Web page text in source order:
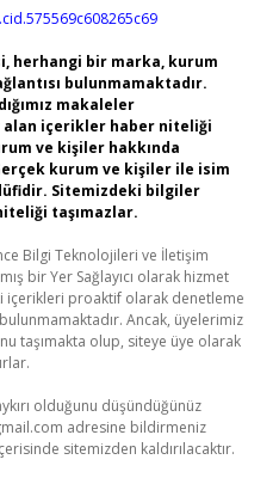
herhangi bir marka, kurum
bulunmamaktadır.
makaleler
alan içerikler haber niteliği
ve kişiler hakkında
kurum ve kişiler ile isim
Sitemizdeki bilgiler
taşımazlar.
Bilgi Teknolojileri ve İletişim
bir Yer Sağlayıcı olarak hizmet
içerikleri proaktif olarak denetleme
Ancak, üyelerimiz
taşımakta olup, siteye üye olarak
olduğunu düşündüğünüz
adresine bildirmeniz
sitemizden kaldırılacaktır.